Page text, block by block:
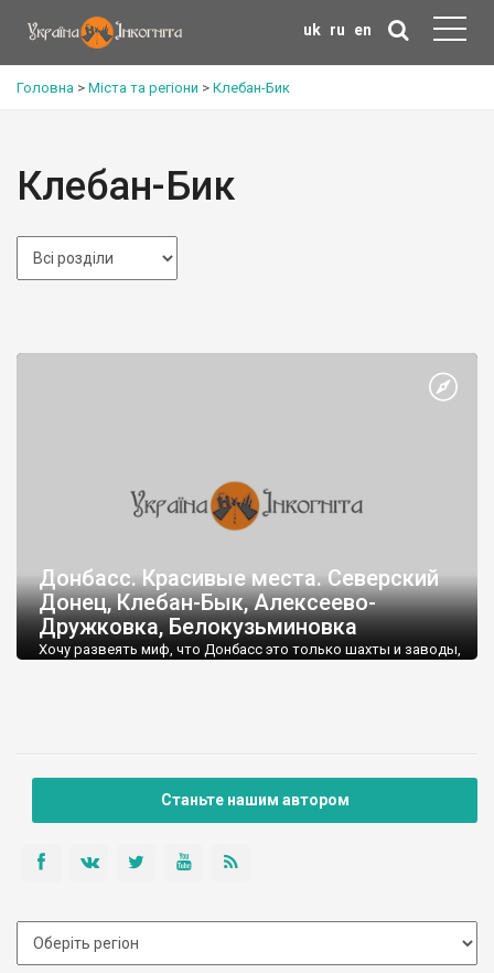
uk ru en
Головна > Міста та регіони > Клебан-Бик
Клебан-Бик
Донбасс. Красивые места. Северский
Донец, Клебан-Бык, Алексеево-
Дружковка, Белокузьминовка
Хочу развеять миф, что Донбасс это только шахты и заводы,
памятники природы.
Ниже вкратце описаны четыре таких места, находящихся в
окрестностях г. Краматорска.
(Константиновско–Дружковская антиклиналь)
Станьте нашим автором